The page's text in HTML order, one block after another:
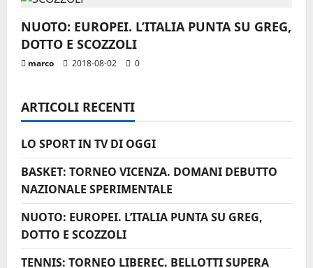
c
o
l
o
NUOTO: EUROPEI. L’ITALIA PUNTA SU GREG,
DOTTO E SCOZZOLI
marco 2018-08-02 0
ARTICOLI RECENTI
LO SPORT IN TV DI OGGI
BASKET: TORNEO VICENZA. DOMANI DEBUTTO
NAZIONALE SPERIMENTALE
NUOTO: EUROPEI. L’ITALIA PUNTA SU GREG,
DOTTO E SCOZZOLI
TENNIS: TORNEO LIBEREC. BELLOTTI SUPERA